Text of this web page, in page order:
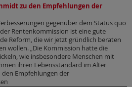
zu den Empfehlungen der
gegenüber dem Status quo
Rentenkommission ist eine gute
Reform, die wir jetzt gründlich beraten
wollen. „Die Kommission hatte die
wie insbesondere Menschen mit
ihren Lebensstandard im Alter
Empfehlungen der